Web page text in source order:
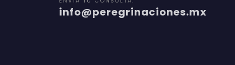
info@peregrinaciones.mx